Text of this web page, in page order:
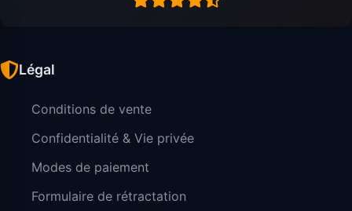
Légal
Conditions de vente
Confidentialité & Vie privée
Modes de paiement
Formulaire de rétractation